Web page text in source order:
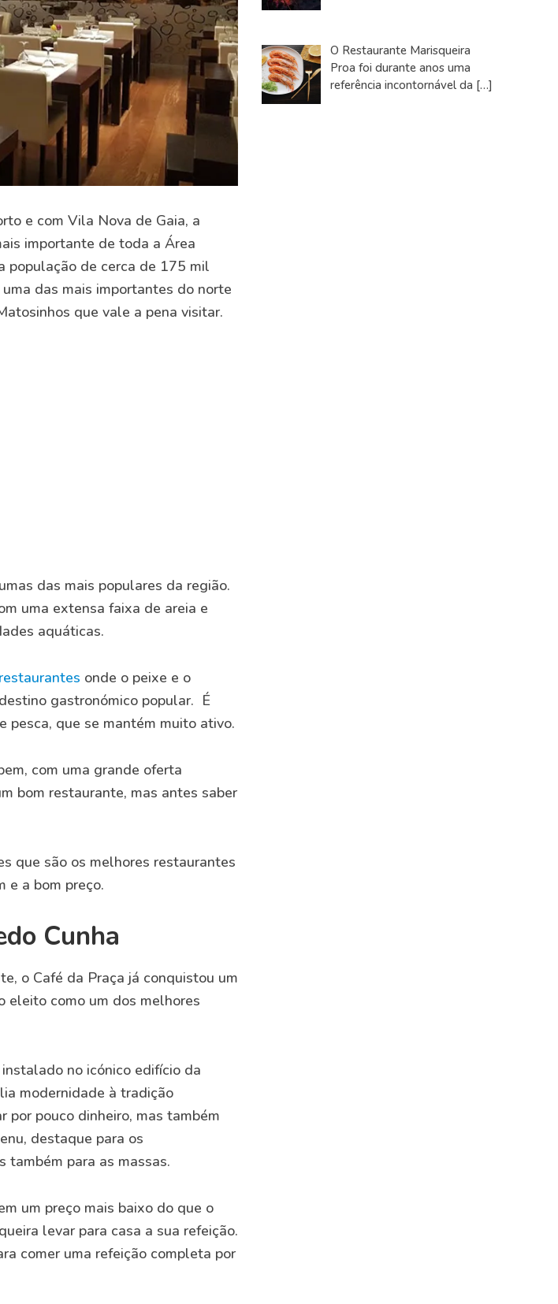
e com Vila Nova de Gaia, a
importante de toda a Área
população de cerca de 175 mil
das mais importantes do norte
que vale a pena visitar.
das mais populares da região.
uma extensa faixa de areia e
aquáticas.
onde o peixe e o
gastronómico popular. É
pesca, que se mantém muito ativo.
com uma grande oferta
bom restaurante, mas antes saber
que são os melhores restaurantes
e a bom preço.
Cunha
o Café da Praça já conquistou um
eleito como um dos melhores
no icónico edifício da
modernidade à tradição
pouco dinheiro, mas também
destaque para os
também para as massas.
um preço mais baixo do que o
levar para casa a sua refeição.
comer uma refeição completa por
O Restaurante Marisqueira
Proa foi durante anos uma
referência incontornável da […]